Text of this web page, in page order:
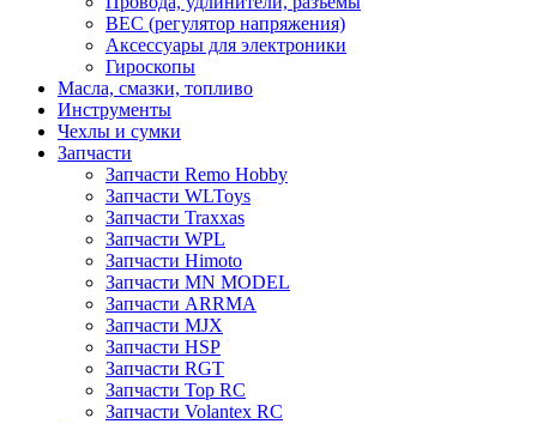
BEC (регулятор напряжения)
Аксессуары для электроники
Гироскопы
Масла, смазки, топливо
Инструменты
Чехлы и сумки
Запчасти
Запчасти Remo Hobby
Запчасти WLToys
Запчасти Traxxas
Запчасти WPL
Запчасти Himoto
Запчасти MN MODEL
Запчасти ARRMA
Запчасти MJX
Запчасти HSP
Запчасти RGT
Запчасти Top RC
Запчасти Volantex RC